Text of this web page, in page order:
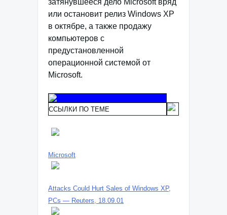
затянувшееся дело Microsoft вряд
или остановит релиз Windows XP
в октябре, а также продажу
компьютеров с
предустановленной
операционной системой от
Microsoft.
ССЫЛКИ ПО ТЕМЕ
Microsoft
Attacks Could Hurt Sales of Windows XP,
PCs — Reuters, 18.09.01